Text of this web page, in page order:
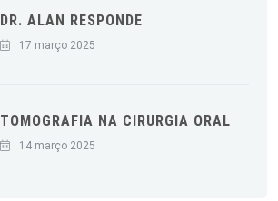
DR. ALAN RESPONDE
17 março 2025
TOMOGRAFIA NA CIRURGIA ORAL
14 março 2025